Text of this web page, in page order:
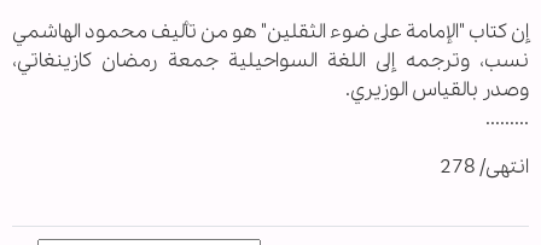
إن كتاب "الإمامة على ضوء الثقلين" هو من تأليف محمود الهاشمي
نسب، وترجمه إلى اللغة السواحيلية جمعة رمضان كازينغاتي،
وصدر بالقياس الوزيري.
.........
انتهى/ 278